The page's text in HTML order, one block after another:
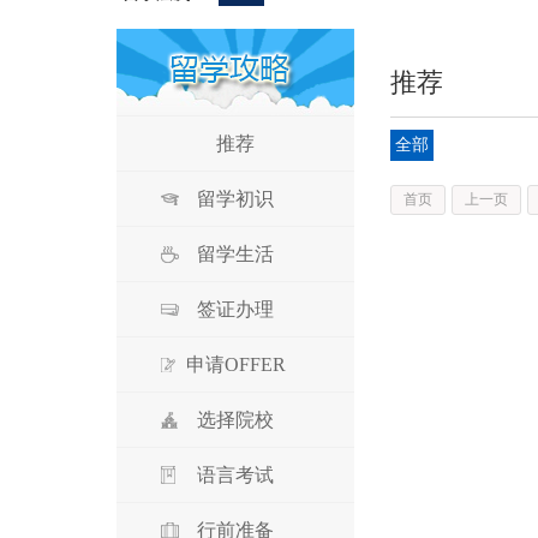
推荐
留学初识
留学生活
签证办理
申请OFFER
选择院校
语言考试
行前准备
推荐
全部
上一页
首页